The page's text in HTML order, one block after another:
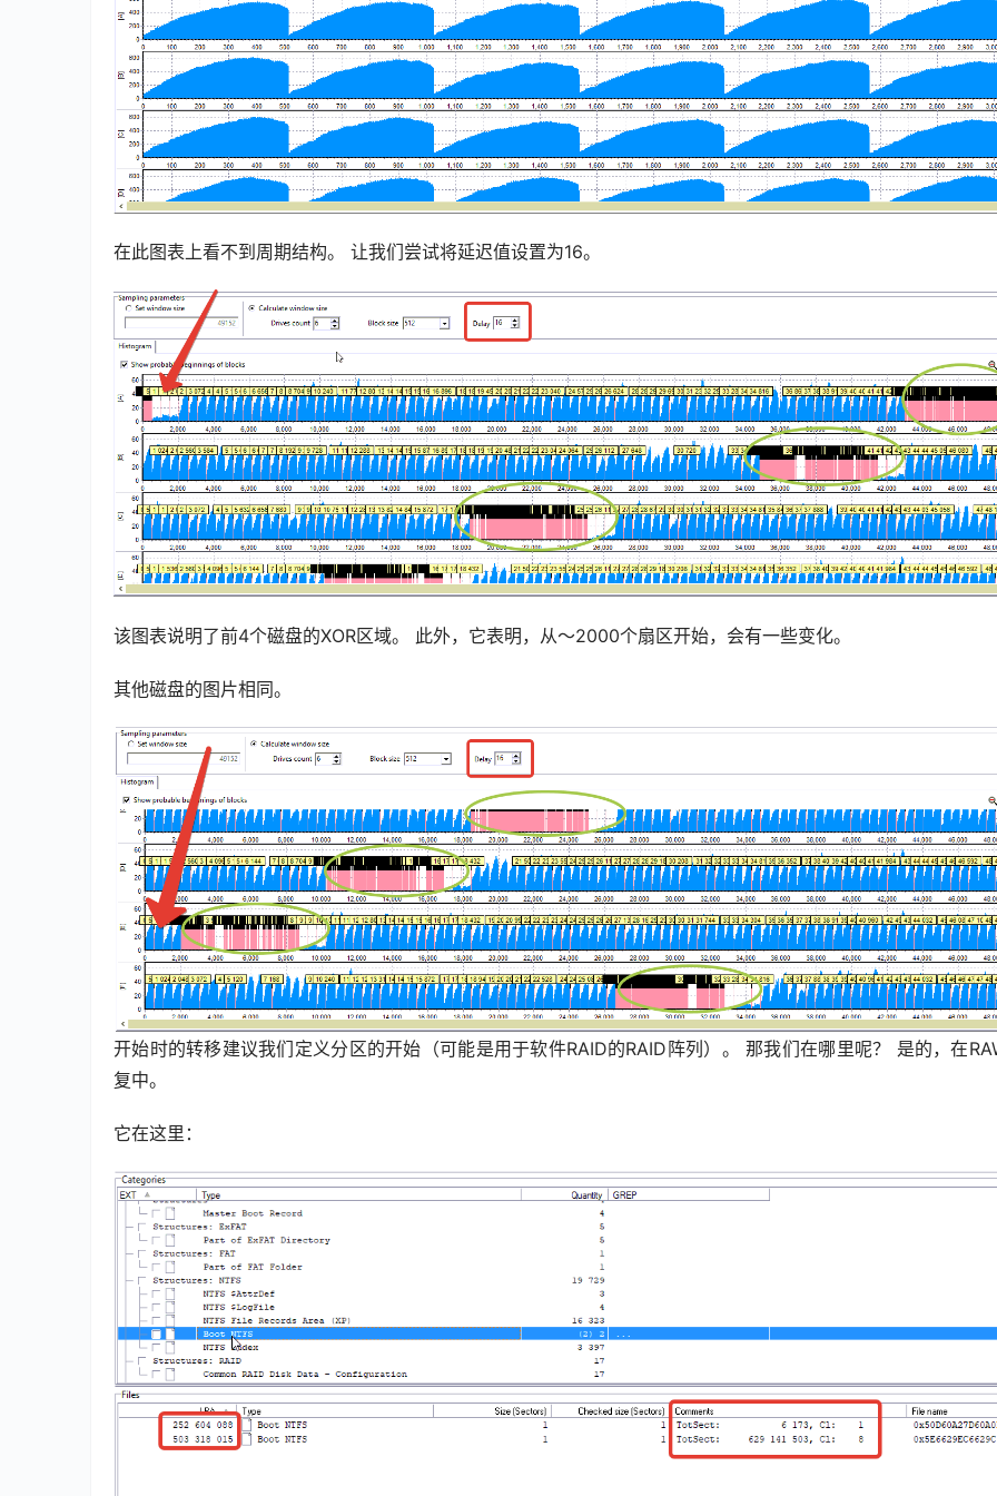
在此图表上看不到周期结构。 让我们尝试将延迟值设置为16。
该图表说明了前4个磁盘的XOR区域。 此外，它表明，从〜2000个扇区开始，会有一些变化。
其他磁盘的图片相同。
开始时的转移建议我们定义分区的开始（可能是用于软件RAID的RAID阵列）。 那我们在哪里呢？ 是的，在
复中。
它在这里：